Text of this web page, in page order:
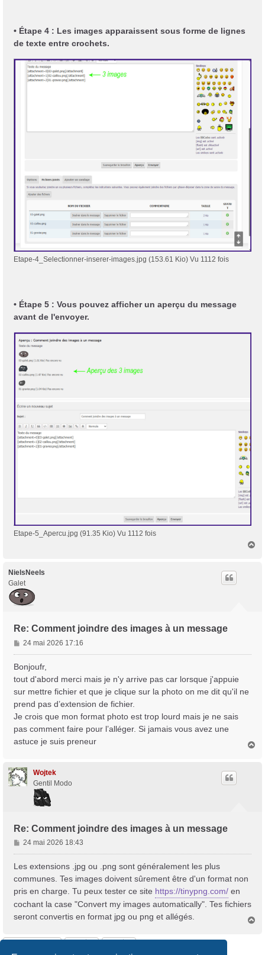
• Étape 4 : Les images apparaissent sous forme de lignes
de texte entre crochets.
Etape-4_Selectionner-inserer-images.jpg (153.61 Kio) Vu 1112 fois
• Étape 5 : Vous pouvez afficher un aperçu du message
avant de l'envoyer.
Etape-5_Apercu.jpg (91.35 Kio) Vu 1112 fois
NielsNeels
Galet
Re: Comment joindre des images à un message
M
e
a
g
e
24 mai 2026 17:16
Bonjoufr,
tout d'abord merci mais je n'y arrive pas car lorsque j'appuie
sur mettre fichier et que je clique sur la photo on me dit qu'il ne
prend pas d’extension de fichier.
Je crois que mon format photo est trop lourd mais je ne sais
pas comment faire pour l’alléger. Si jamais vous avez une
astuce je suis preneur
Wojtek
Gentil Modo
Re: Comment joindre des images à un message
M
e
s
g
e
24 mai 2026 18:43
Les extensions .jpg ou .png sont généralement les plus
communes. Tes images doivent sûrement être d'un format non
pris en charge. Tu peux tester ce site https://tinypng.com/ en
cochant la case "Convert my images automatically". Tes fichiers
seront convertis en format jpg ou png et allégés.